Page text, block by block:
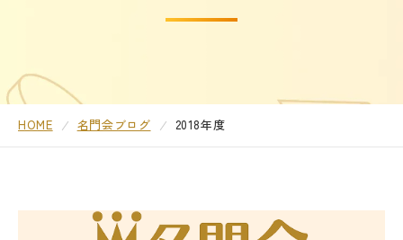
高校受験/中高一貫対策
大学受験
教室を探す
HOME 名門会ブログ 2018年度